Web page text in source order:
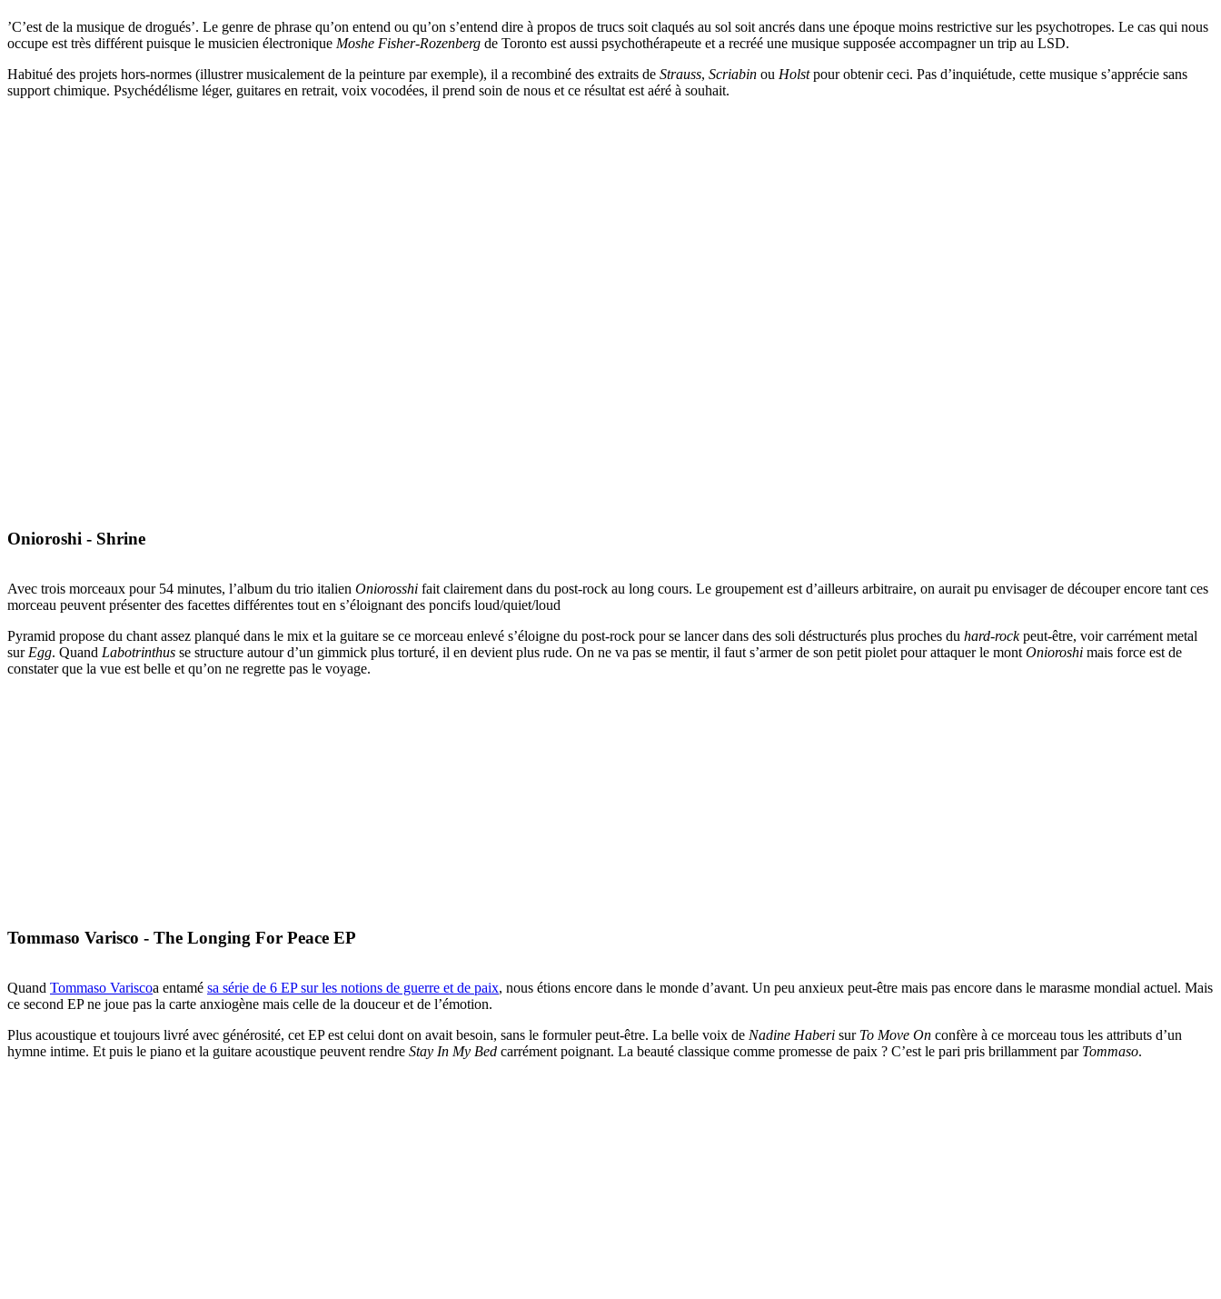
’C’est de la musique de drogués’. Le genre de phrase qu’on entend ou qu’on s’entend dire à propos de trucs soit claqués au sol soit ancrés dans une époque moins restrictive sur les psychotropes. Le cas qui nous
occupe est très différent puisque le musicien électronique Moshe Fisher-Rozenberg de Toronto est aussi psychothérapeute et a recréé une musique supposée accompagner un trip au LSD.
Habitué des projets hors-normes (illustrer musicalement de la peinture par exemple), il a recombiné des extraits de Strauss, Scriabin ou Holstpour obtenir ceci. Pas d’inquiétude, cette musique s’apprécie sans
support chimique. Psychédélisme léger, guitares en retrait, voix vocodées, il prend soin de nous et ce résultat est aéré à souhait.
Onioroshi - Shrine
Avec trois morceaux pour 54 minutes, l’album du trio italien Oniorosshi fait clairement dans du post-rock au long cours. Le groupement est d’ailleurs arbitraire, on aurait pu envisager de découper encore tant ces
morceau peuvent présenter des facettes différentes tout en s’éloignant des poncifs loud/quiet/loud
Pyramid propose du chant assez planqué dans le mix et la guitare se ce morceau enlevé s’éloigne du post-rock pour se lancer dans des soli déstructurés plus proches du hard-rockpeut-être, voir carrément metal
sur Egg. Quand Labotrinthus se structure autour d’un gimmick plus torturé, il en devient plus rude. On ne va pas se mentir, il faut s’armer de son petit piolet pour attaquer le mont Onioroshi mais force est de
constater que la vue est belle et qu’on ne regrette pas le voyage.
Tommaso Varisco - The Longing For Peace EP
Quand Tommaso Variscoa entamé sa série de 6 EP sur les notions de guerre et de paix, nous étions encore dans le monde d’avant. Un peu anxieux peut-être mais pas encore dans le marasme mondial actuel. Mais
ce second EP ne joue pas la carte anxiogène mais celle de la douceur et de l’émotion.
Plus acoustique et toujours livré avec générosité, cet EP est celui dont on avait besoin, sans le formuler peut-être. La belle voix de Nadine Haberi sur To Move On confère à ce morceau tous les attributs d’un
hymne intime. Et puis le piano et la guitare acoustique peuvent rendre Stay In My Bed carrément poignant. La beauté classique comme promesse de paix ? C’est le pari pris brillamment par Tommaso.